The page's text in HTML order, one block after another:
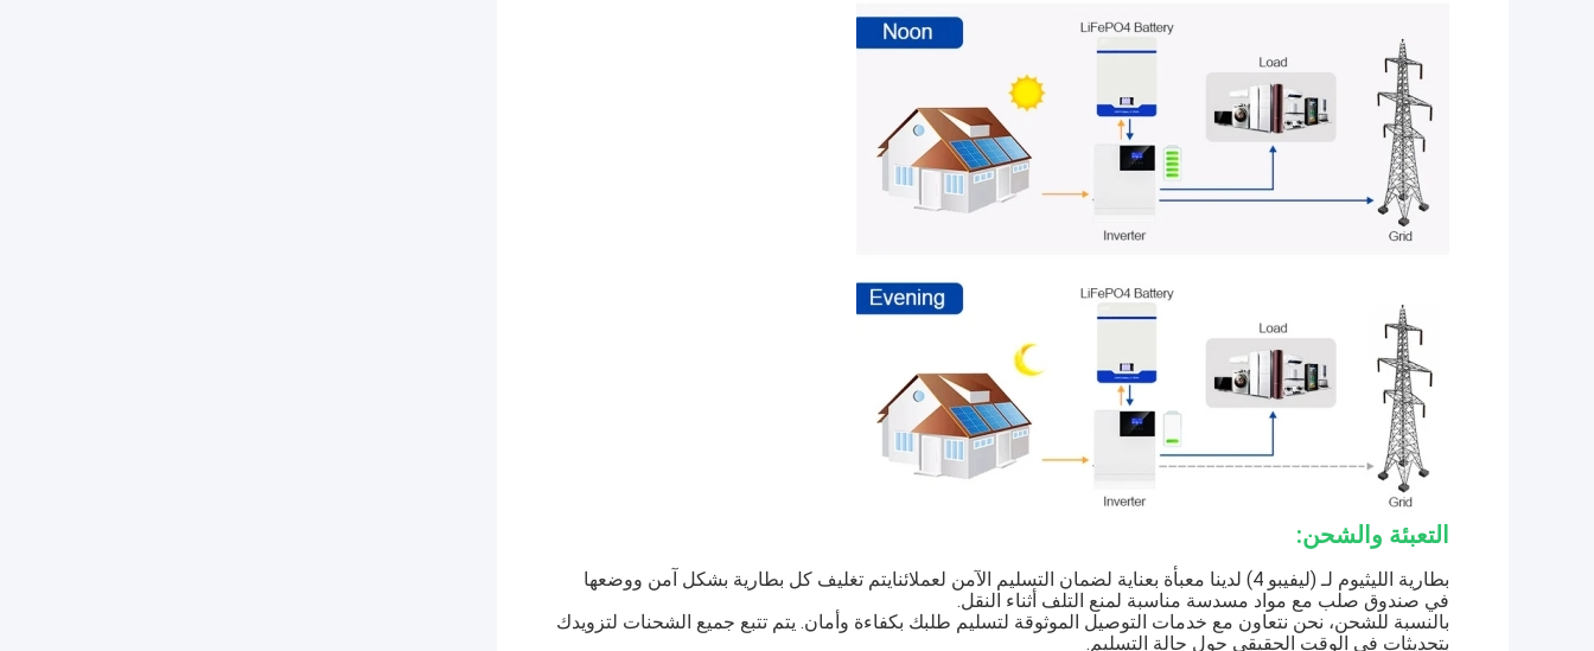
التعبئة والشحن:
بطارية الليثيوم لـ (ليفيبو 4) لدينا معبأة بعناية لضمان التسليم الآمن لعملائنايتم تغليف كل بطارية بشكل آمن ووضعها
في صندوق صلب مع مواد مسدسة مناسبة لمنع التلف أثناء النقل.
بالنسبة للشحن، نحن نتعاون مع خدمات التوصيل الموثوقة لتسليم طلبك بكفاءة وأمان. يتم تتبع جميع الشحنات لتزويدك
بتحديثات في الوقت الحقيقي حول حالة التسليم.